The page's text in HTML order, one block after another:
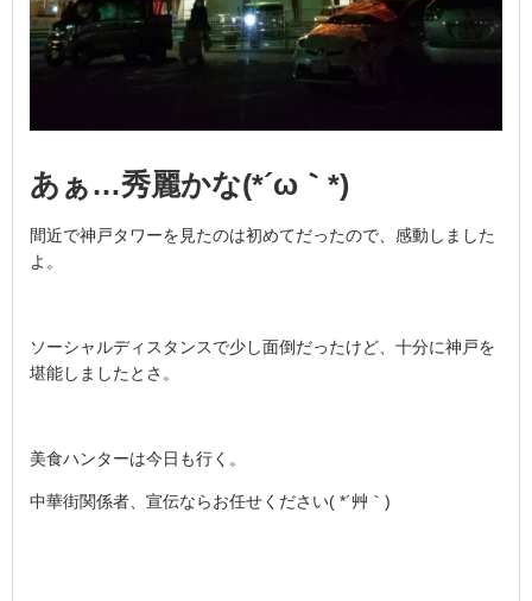
あぁ…秀麗かな(*´ω｀*)
間近で神戸タワーを見たのは初めてだったので、感動しました
よ。
ソーシャルディスタンスで少し面倒だったけど、十分に神戸を
堪能しましたとさ。
美食ハンターは今日も行く。
中華街関係者、宣伝ならお任せください( *´艸｀)